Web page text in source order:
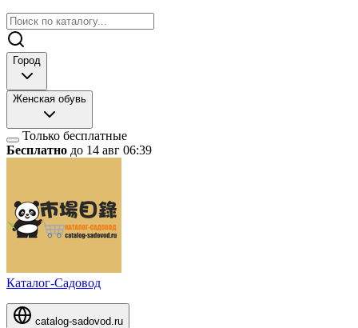
Город
Женская обувь
Только бесплатные
Бесплатно до 14 авг 06:39
Каталог-Садовод
catalog-sadovod.ru